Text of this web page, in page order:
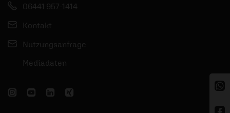
06441 957-1414
Kontakt
Nutzungsanfrage
Mediadaten